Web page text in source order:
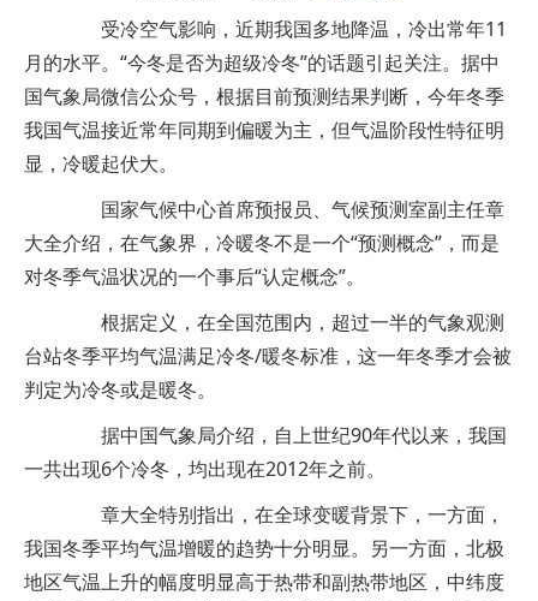
受冷空气影响，近期我国多地降温，冷出常年11
月的水平。“今冬是否为超级冷冬”的话题引起关注。据中
国气象局微信公众号，根据目前预测结果判断，今年冬季
我国气温接近常年同期到偏暖为主，但气温阶段性特征明
显，冷暖起伏大。
国家气候中心首席预报员、气候预测室副主任章
大全介绍，在气象界，冷暖冬不是一个“预测概念”，而是
对冬季气温状况的一个事后“认定概念”。
根据定义，在全国范围内，超过一半的气象观测
台站冬季平均气温满足冷冬/暖冬标准，这一年冬季才会被
判定为冷冬或是暖冬。
据中国气象局介绍，自上世纪90年代以来，我国
一共出现6个冷冬，均出现在2012年之前。
章大全特别指出，在全球变暖背景下，一方面，
我国冬季平均气温增暖的趋势十分明显。另一方面，北极
地区气温上升的幅度明显高于热带和副热带地区，中纬度